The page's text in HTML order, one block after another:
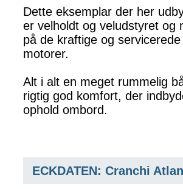
Dette eksemplar der her
er velholdt og veludstyret og
på de kraftige og
motorer.
Alt i alt en meget rummelig
rigtig god komfort, der
ophold ombord.
ECKDATEN: Cranchi